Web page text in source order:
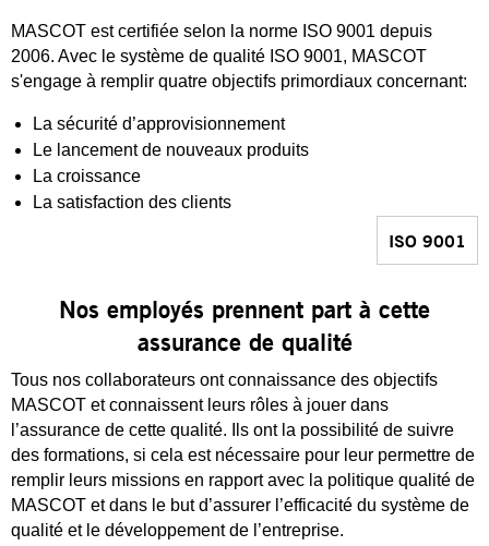
MASCOT est certifiée selon la norme ISO 9001 depuis
2006. Avec le système de qualité ISO 9001, MASCOT
s'engage à remplir quatre objectifs primordiaux concernant:
La sécurité d’approvisionnement
Le lancement de nouveaux produits
La croissance
La satisfaction des clients
ISO 9001
Nos employés prennent part à cette
assurance de qualité
Tous nos collaborateurs ont connaissance des objectifs
MASCOT et connaissent leurs rôles à jouer dans
l’assurance de cette qualité. Ils ont la possibilité de suivre
des formations, si cela est nécessaire pour leur permettre de
remplir leurs missions en rapport avec la politique qualité de
MASCOT et dans le but d’assurer l’efficacité du système de
qualité et le développement de l’entreprise.